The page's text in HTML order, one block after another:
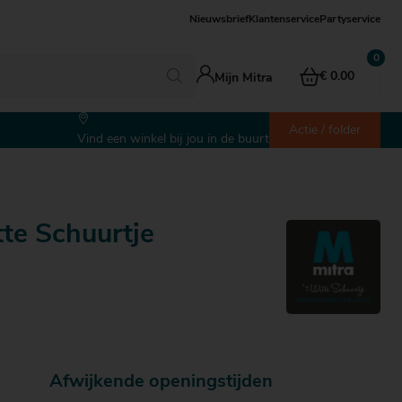
Nieuwsbrief KlantenservicePartyservice
Mijn Mitra € 0.00
Vind een winkel bij jou in de buurt
Actie / folder
Schuurtje
Afwijkende openingstijden